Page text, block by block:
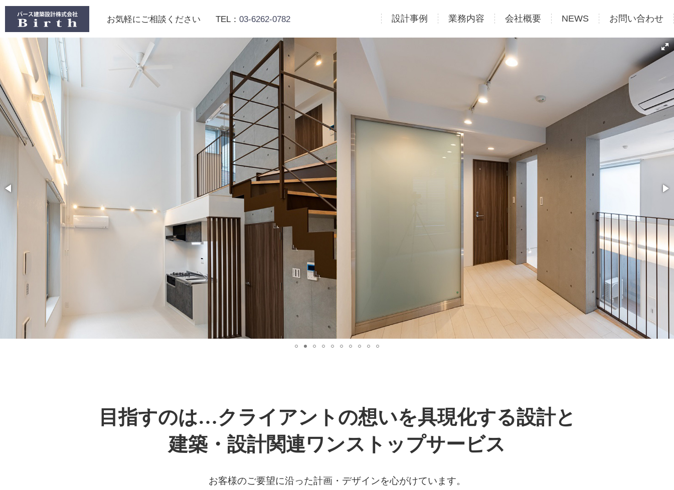
お気軽にご相談ください TEL： 03-6262-0782 設計事例 業務内容 会社概要 NEWS お問い合わせ
目指すのは…クライアントの想いを具現化する設計と
建築・設計関連ワンストップサービス
お客様のご要望に沿った計画・デザインを心がけています。